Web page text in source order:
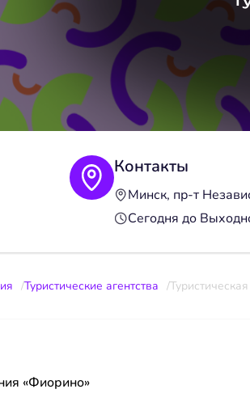
Контакты
Минск, пр-т
Сегодня до
Туристические агентства
«Фиорино»